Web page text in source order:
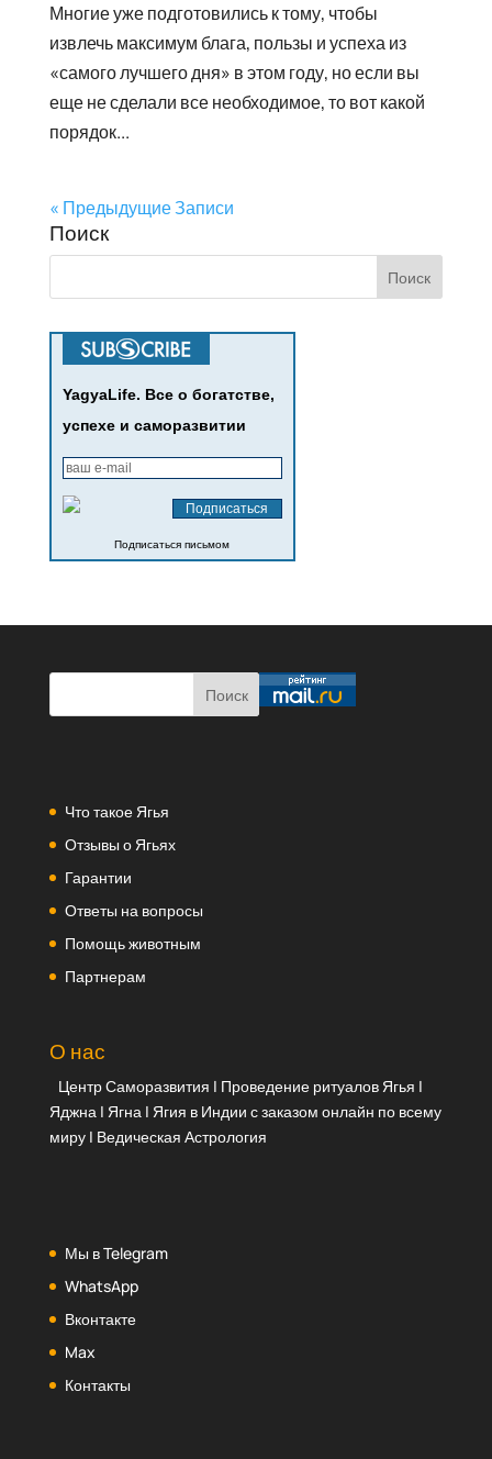
Многие уже подготовились к тому, чтобы
извлечь максимум блага, пользы и успеха из
«самого лучшего дня» в этом году, но если вы
еще не сделали все необходимое, то вот какой
порядок...
« Предыдущие Записи
Поиск
YagyaLife. Все о богатстве,
успехе и саморазвитии
Подписаться письмом
Что такое Ягья
Отзывы о Ягьях
Гарантии
Ответы на вопросы
Помощь животным
Партнерам
О нас
Центр Саморазвития | Проведение ритуалов Ягья |
Яджна | Ягна | Ягия в Индии с заказом онлайн по всему
миру | Ведическая Астрология
Мы в Telegram
WhatsApp
Вконтакте
Max
Контакты